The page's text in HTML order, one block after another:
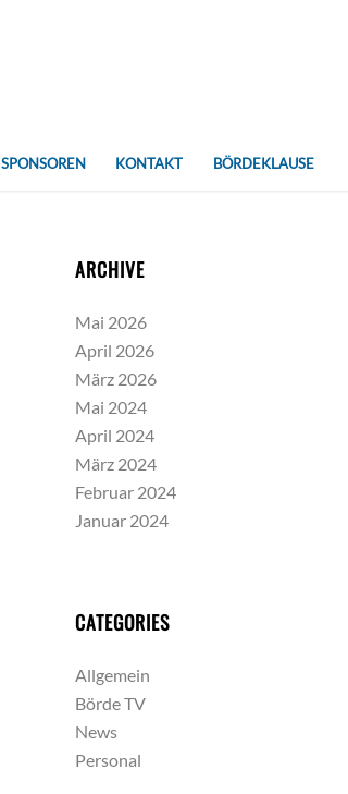
SPONSOREN KONTAKT BÖRDEKLAUSE
ARCHIVE
Mai 2026
April 2026
März 2026
Mai 2024
April 2024
März 2024
Februar 2024
Januar 2024
CATEGORIES
Allgemein
Börde TV
News
Personal